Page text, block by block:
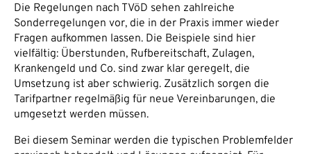
Die Regelungen nach TVöD sehen zahlreiche
Sonderregelungen vor, die in der Praxis immer wieder
Fragen aufkommen lassen. Die Beispiele sind hier
vielfältig: Überstunden, Rufbereitschaft, Zulagen,
Krankengeld und Co. sind zwar klar geregelt, die
Umsetzung ist aber schwierig. Zusätzlich sorgen die
Tarifpartner regelmäßig für neue Vereinbarungen, die
umgesetzt werden müssen.
Bei diesem Seminar werden die typischen Problemfelder